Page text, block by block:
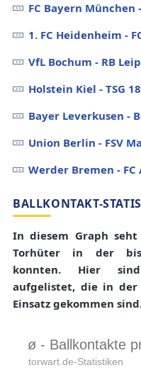
FC Bayern München
1. FC Heidenheim -
VfL Bochum - RB
Holstein Kiel - TSG
Bayer Leverkusen -
Union Berlin - FSV
Werder Bremen - FC
BALLKONTAKT-
In diesem Graph
Torhüter in der
konnten. Hier sind
aufgelistet, die in der
Einsatz gekommen